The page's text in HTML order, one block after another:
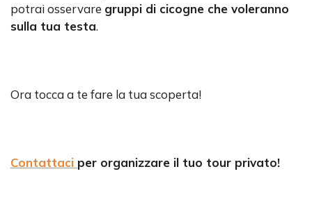
potrai osservare gruppi di cicogne che voleranno
sulla tua testa.
Ora tocca a te fare la tua scoperta!
Contattaci per organizzare il tuo tour privato!